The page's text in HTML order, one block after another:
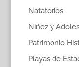
Natatorios
Niñez y
Patrimonio
Playas de